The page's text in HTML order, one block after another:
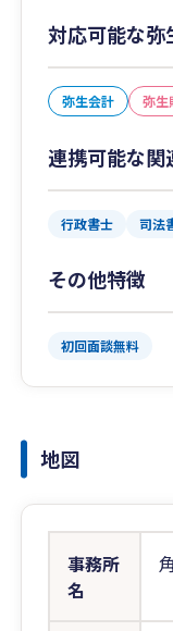
対応可能な弥
弥生会計 弥生
連携可能な関
行政書士 司法
その他特徴
初回面談無料
地図
事務所
名